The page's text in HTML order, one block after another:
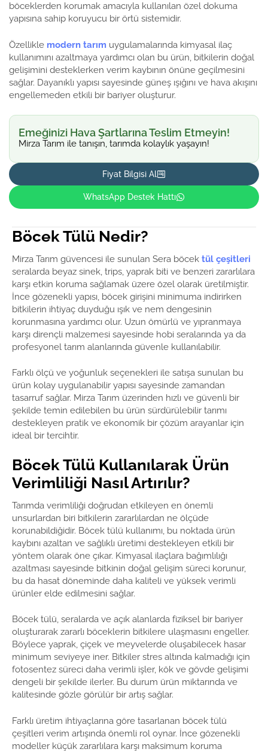
böceklerden korumak amacıyla kullanılan özel dokuma
yapısına sahip koruyucu bir örtü sistemidir.
Özellikle modern tarım uygulamalarında kimyasal ilaç
kullanımını azaltmaya yardımcı olan bu ürün, bitkilerin doğal
gelişimini desteklerken verim kaybının önüne geçilmesini
sağlar. Dayanıklı yapısı sayesinde güneş ışığını ve hava akışını
engellemeden etkili bir bariyer oluşturur.
Emeğinizi Hava Şartlarına Teslim Etmeyin!
Mirza Tarım ile tanışın, tarımda kolaylık yaşayın!
Fiyat Bilgisi Al
WhatsApp Destek Hattı
Böcek Tülü Nedir?
Mirza Tarım güvencesi ile sunulan Sera böcek tül çeşitleri
seralarda beyaz sinek, trips, yaprak biti ve benzeri zararlılara
karşı etkin koruma sağlamak üzere özel olarak üretilmiştir.
İnce gözenekli yapısı, böcek girişini minimuma indirirken
bitkilerin ihtiyaç duyduğu ışık ve nem dengesinin
korunmasına yardımcı olur. Uzun ömürlü ve yıpranmaya
karşı dirençli malzemesi sayesinde hobi seralarında ya da
profesyonel tarım alanlarında güvenle kullanılabilir.
Farklı ölçü ve yoğunluk seçenekleri ile satışa sunulan bu
ürün kolay uygulanabilir yapısı sayesinde zamandan
tasarruf sağlar. Mirza Tarım üzerinden hızlı ve güvenli bir
şekilde temin edilebilen bu ürün sürdürülebilir tarımı
destekleyen pratik ve ekonomik bir çözüm arayanlar için
ideal bir tercihtir.
Böcek Tülü Kullanılarak Ürün
Verimliliği Nasıl Artırılır?
Tarımda verimliliği doğrudan etkileyen en önemli
unsurlardan biri bitkilerin zararlılardan ne ölçüde
korunabildiğidir. Böcek tülü kullanımı, bu noktada ürün
kaybını azaltan ve sağlıklı üretimi destekleyen etkili bir
yöntem olarak öne çıkar. Kimyasal ilaçlara bağımlılığı
azaltması sayesinde bitkinin doğal gelişim süreci korunur,
bu da hasat döneminde daha kaliteli ve yüksek verimli
ürünler elde edilmesini sağlar.
Böcek tülü, seralarda ve açık alanlarda fiziksel bir bariyer
oluşturarak zararlı böceklerin bitkilere ulaşmasını engeller.
Böylece yaprak, çiçek ve meyvelerde oluşabilecek hasar
minimum seviyeye iner. Bitkiler stres altında kalmadığı için
fotosentez süreci daha verimli işler, kök ve gövde gelişimi
dengeli bir şekilde ilerler. Bu durum ürün miktarında ve
kalitesinde gözle görülür bir artış sağlar.
Farklı üretim ihtiyaçlarına göre tasarlanan böcek tülü
çeşitleri verim artışında önemli rol oynar. İnce gözenekli
modeller küçük zararlılara karşı maksimum koruma